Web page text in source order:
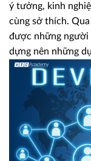
ý tưởng, kinh
cùng sở thích.
được những người
dựng nên những